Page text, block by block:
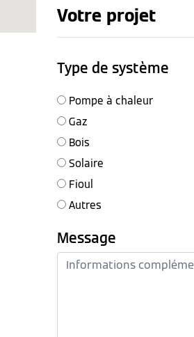
Votre projet
Type de système
Pompe à chaleur
Gaz
Bois
Solaire
Fioul
Autres
Message